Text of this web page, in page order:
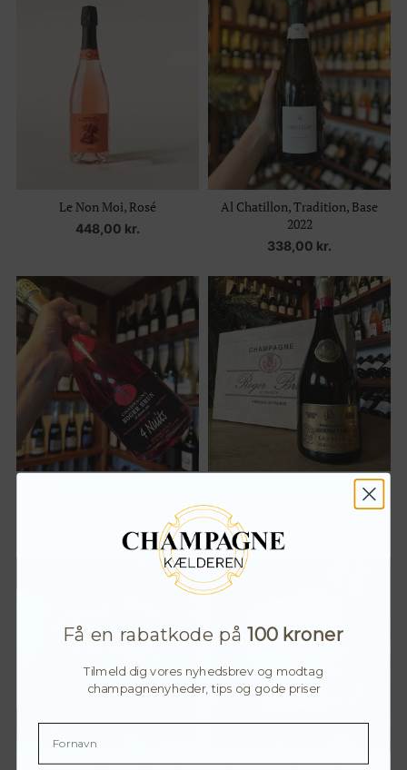
Le Non Moi, Rosé
448,00 kr.
Al Chatillon, Tradition, Base
2022
338,00 kr.
Roger Brun, La Pelle, 2020
Få en rabatkode på 100 kroner
Tilmeld dig vores nyhedsbrev og modtag
champagnenyheder, tips og gode priser